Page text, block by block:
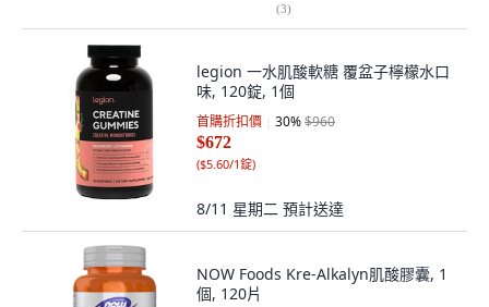
(3)
legion 一水肌酸軟糖 覆盆子檸檬水口
味, 120錠, 1個
首購折扣價 30%$960
$672
($5.60/1錠)
8/11 星期二 預計送達
NOW Foods Kre-Alkalyn肌酸膠囊, 1
個, 120片